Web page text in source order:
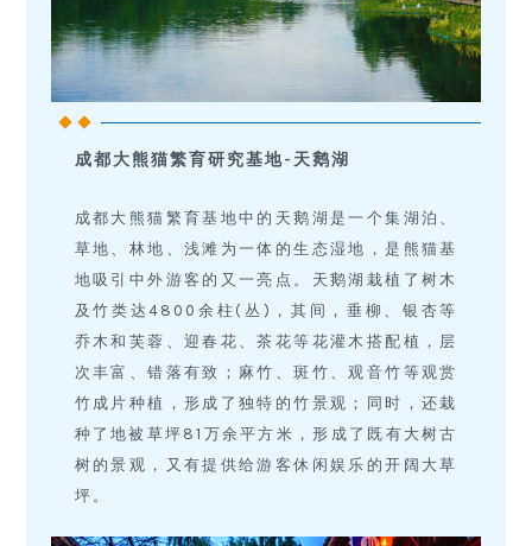
成都大熊猫繁育研究基地-天鹅湖
成都大熊猫繁育基地中的天鹅湖是一个集湖泊、
草地、林地、浅滩为一体的生态湿地，是熊猫基
地吸引中外游客的又一亮点。天鹅湖栽植了树木
及竹类达4800余柱(丛)，其间，垂柳、银杏等
乔木和芙蓉、迎春花、茶花等花灌木搭配植，层
次丰富、错落有致；麻竹、斑竹、观音竹等观赏
竹成片种植，形成了独特的竹景观；同时，还栽
种了地被草坪81万余平方米，形成了既有大树古
树的景观，又有提供给游客休闲娱乐的开阔大草
坪。